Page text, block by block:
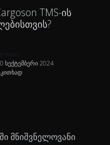
TMS-ის
2024
მნიშვნელოვანი